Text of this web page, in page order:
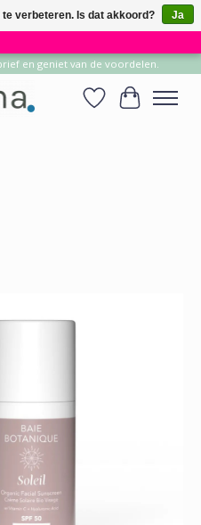
×
en geniet van de voordelen.
Verlanglijst
verbeteren. Is dat akkoord?
Ja